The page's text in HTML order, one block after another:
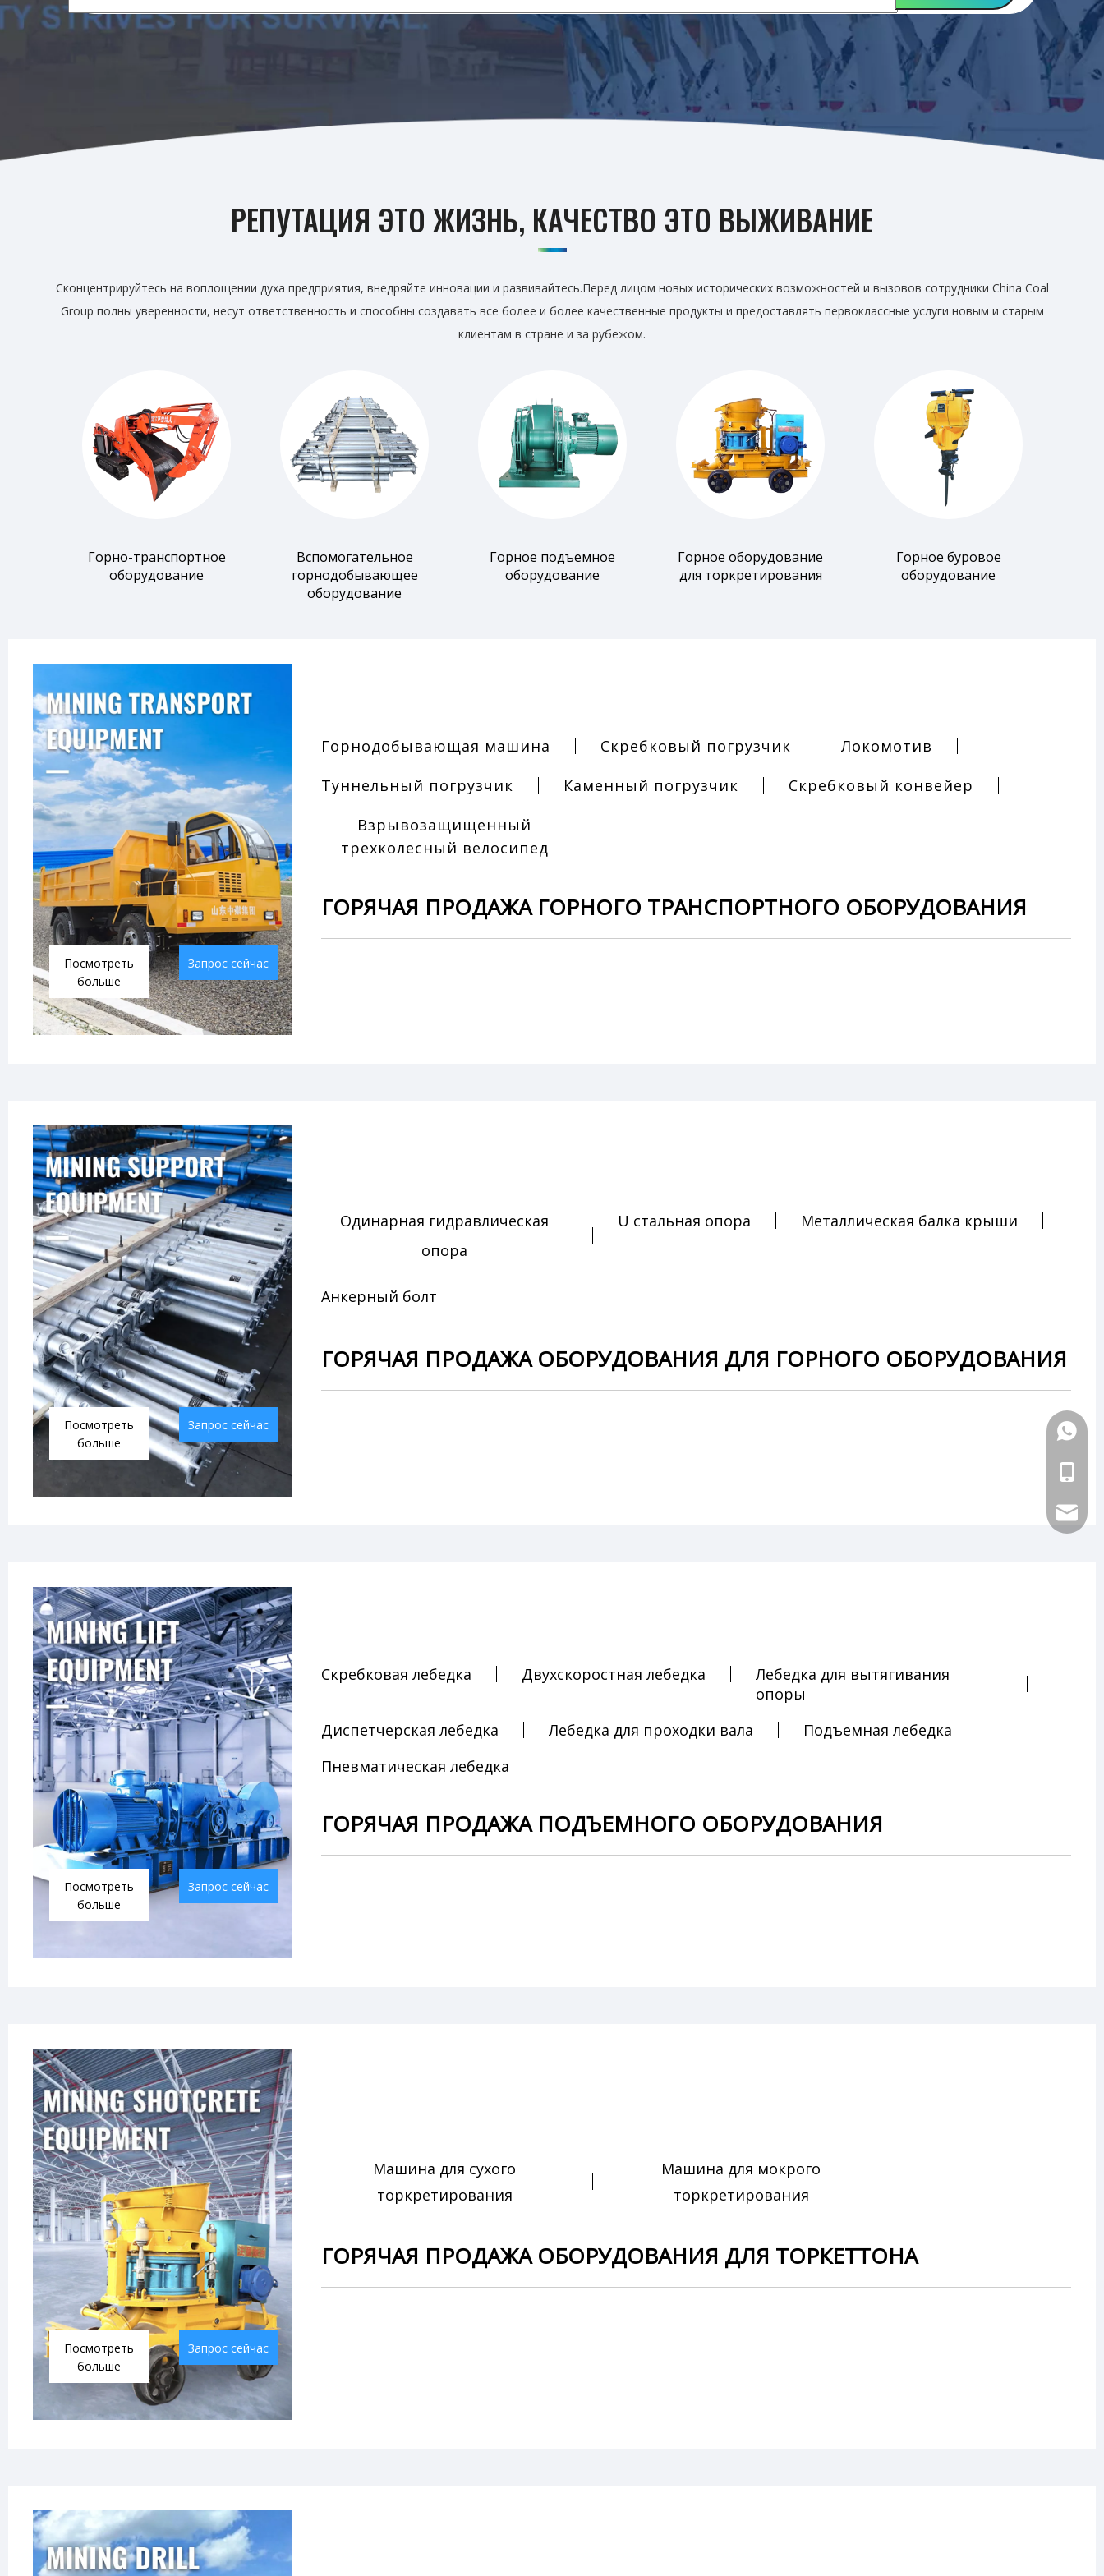
РЕПУТАЦИЯ ЭТО ЖИЗНЬ, КАЧЕСТВО ЭТО ВЫЖИВАНИЕ
Сконцентрируйтесь на воплощении духа предприятия, внедряйте инновации и развивайтесь.Перед лицом новых исторических возможностей и вызовов сотрудники China Coal
Group полны уверенности, несут ответственность и способны создавать все более и более качественные продукты и предоставлять первоклассные услуги новым и старым
клиентам в стране и за рубежом.
Горно-транспортное
оборудование
Вспомогательное
горнодобывающее
оборудование
Горное подъемное
оборудование
Горное оборудование
для торкретирования
Горное буровое
оборудование
Посмотреть
больше
Запрос сейчас
Горнодобывающая машина Скребковый погрузчик
Локомотив
Туннельный погрузчик
Каменный погрузчик
Скребковый конвейер
Взрывозащищенный
трехколесный велосипед
ГОРЯЧАЯ ПРОДАЖА ГОРНОГО ТРАНСПОРТНОГО ОБОРУДОВАНИЯ
Посмотреть
больше
Запрос сейчас
Одинарная гидравлическая
опора
U стальная опора Металлическая балка крыши
Анкерный болт
ГОРЯЧАЯ ПРОДАЖА ОБОРУДОВАНИЯ ДЛЯ ГОРНОГО ОБОРУДОВАНИЯ
Посмотреть
больше
Запрос сейчас
Скребковая лебедка Двухскоростная лебедка
Лебедка для вытягивания
опоры
Диспетчерская лебедка
Лебедка для проходки вала
Подъемная лебедка
Пневматическая лебедка
ГОРЯЧАЯ ПРОДАЖА ПОДЪЕМНОГО ОБОРУДОВАНИЯ
Посмотреть
больше
Запрос сейчас
Машина для сухого
торкретирования
Машина для мокрого
торкретирования
ГОРЯЧАЯ ПРОДАЖА ОБОРУДОВАНИЯ ДЛЯ ТОРКЕТТОНА
+86-